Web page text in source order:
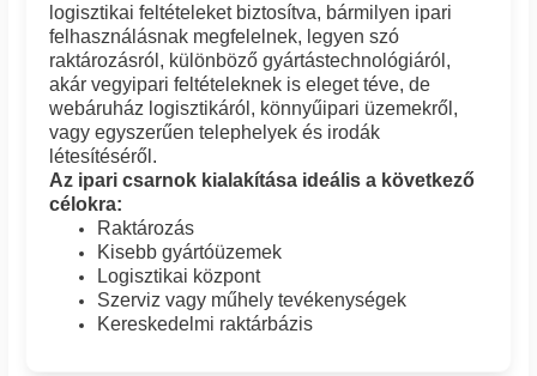
logisztikai feltételeket biztosítva, bármilyen ipari
felhasználásnak megfelelnek, legyen szó
raktározásról, különböző gyártástechnológiáról,
akár vegyipari feltételeknek is eleget téve, de
webáruház logisztikáról, könnyűipari üzemekről,
vagy egyszerűen telephelyek és irodák
létesítéséről.
Az ipari csarnok kialakítása ideális a következő
célokra:
Raktározás
Kisebb gyártóüzemek
Logisztikai központ
Szerviz vagy műhely tevékenységek
Kereskedelmi raktárbázis